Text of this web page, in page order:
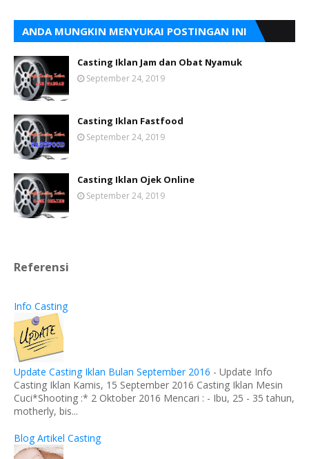
ANDA MUNGKIN MENYUKAI POSTINGAN INI
Casting Iklan Jam dan Obat Nyamuk
September 24, 2019
Casting Iklan Fastfood
September 24, 2019
Casting Iklan Ojek Online
September 24, 2019
Referensi
Info Casting
Update Casting Iklan Bulan September 2016 - Update Info
Casting Iklan Kamis, 15 September 2016 Casting Iklan Mesin
Cuci*Shooting :* 2 Oktober 2016 Mencari : - Ibu, 25 - 35 tahun,
motherly, bis...
Blog Artikel Casting